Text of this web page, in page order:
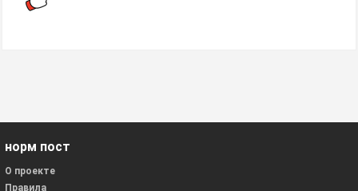
норм пост
О проекте
Правила